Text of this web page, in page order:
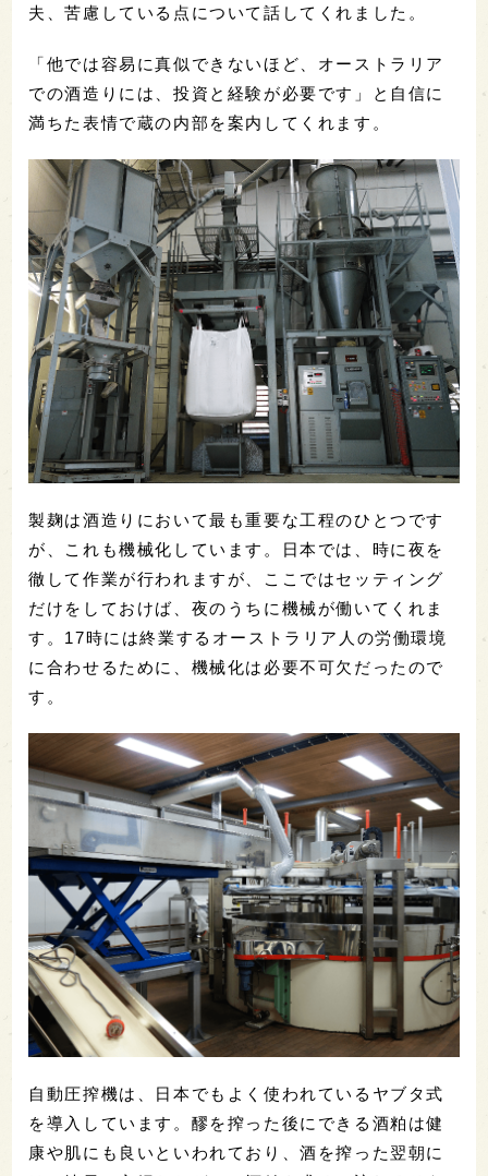
夫、苦慮している点について話してくれました。
「他では容易に真似できないほど、オーストラリア
での酒造りには、投資と経験が必要です」と自信に
満ちた表情で蔵の内部を案内してくれます。
製麹は酒造りにおいて最も重要な工程のひとつです
が、これも機械化しています。日本では、時に夜を
徹して作業が行われますが、ここではセッティング
だけをしておけば、夜のうちに機械が働いてくれま
す。17時には終業するオーストラリア人の労働環境
に合わせるために、機械化は必要不可欠だったので
す。
自動圧搾機は、日本でもよく使われているヤブタ式
を導入しています。醪を搾った後にできる酒粕は健
康や肌にも良いといわれており、酒を搾った翌朝に